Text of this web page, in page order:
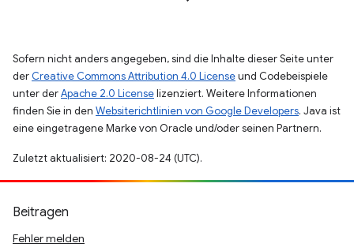
Sofern nicht anders angegeben, sind die Inhalte dieser Seite unter
der Creative Commons Attribution 4.0 Licenseund Codebeispiele
unter derApache 2.0 Licenselizenziert. Weitere Informationen
finden Sie in den Websiterichtlinien von Google Developers. Java ist
eine eingetragene Marke von Oracle und/oder seinen Partnern.
Zuletzt aktualisiert: 2020-08-24 (UTC).
Beitragen
Fehler melden